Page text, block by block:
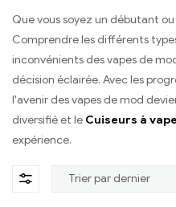
Que vous soyez un débutant
Comprendre les différents
inconvénients des vapes de
décision éclairée. Avec les
l'avenir des vapes de mod
diversifié et le Cuiseurs à
expérience.